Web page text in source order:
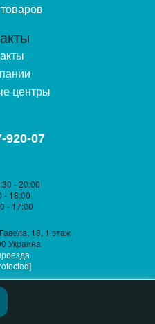
центры
920-07
- 20:00
- 18:00
- 17:00
18, 1 этаж
Украина